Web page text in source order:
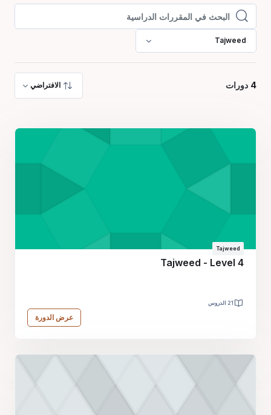
البحث في المقررات الدراسية
البحث في المقررات الدراسية
Tajweed
4 دورات الافتراضي
Tajweed
Tajweed - Level 4
21 الدروس
عرض الدورة